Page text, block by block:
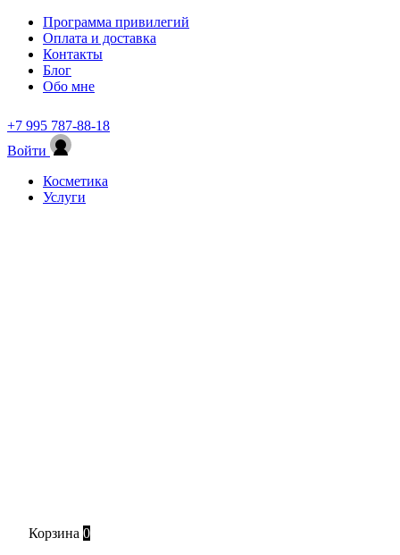
Программа привилегий
Оплата и доставка
Контакты
Блог
Обо мне
+7 995 787-88-18
Войти
Косметика
Услуги
Корзина 0